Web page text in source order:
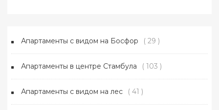
Апартаменты с видом на Босфор ( 29 )
Апартаменты в центре Стамбула ( 103 )
Апартаменты с видом на лес ( 41 )